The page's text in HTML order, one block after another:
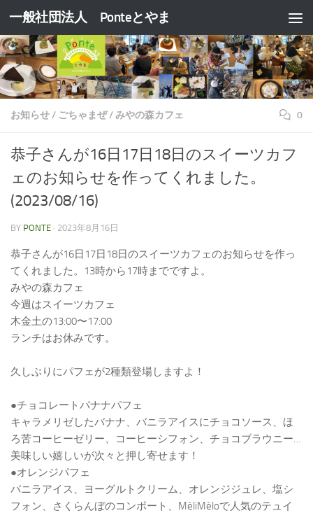
コンテンツへスキップ
一般社団法人 Ponteとやま
お知らせ/ ごちゃまぜ/みやの森カフェ 0
恭子さんが16日17日18日のスイーツカフ
ェのお知らせを作ってくれました。
(2023/08/16)
BY PONTE · 2023年8月16日
恭子さんが16日17日18日のスイーツカフェのお知らせを作っ
てくれました。13時から17時までですよ。
みやの森カフェ
今週はスイーツカフェ
木金土の13:00〜17:00
ランチはお休みです。
久しぶりにパフェが2種類登場しますよ！
●チョコレートバナナパフェ
キャラメリゼしたバナナ、バニラアイスにチョコソース、ほ
ろ苦コーヒーゼリー、コーヒーシフォン、チョコブラウニー…
美味しい嬉しいが次々と押し寄せます！
●オレンジパフェ
バニラアイス、ヨーグルトクリーム、オレンジジュレ、塩シ
フォン、さくらんぼのコンポート、MèliMèloで人気のテュイ